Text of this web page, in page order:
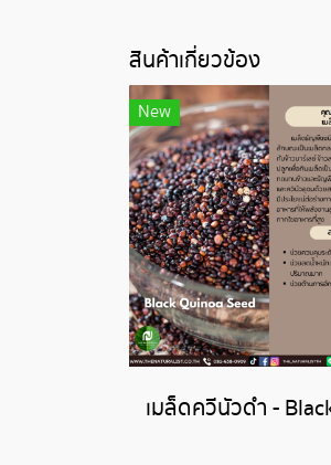
สินค้าเกี่ยวข้อง
New